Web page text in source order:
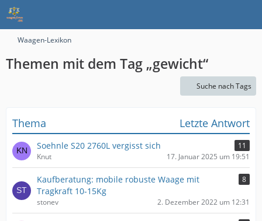
Waagen-Lexikon
Themen mit dem Tag „gewicht“
Suche nach Tags
Thema Letzte Antwort
Soehnle S20 2760L vergisst sich
11
Knut
17. Januar 2025 um 19:51
Kaufberatung: mobile robuste Waage mit
Tragkraft 10-15Kg
8
stonev 2. Dezember 2022 um 12:31